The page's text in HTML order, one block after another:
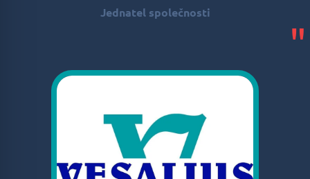
"
Jednatel společnosti